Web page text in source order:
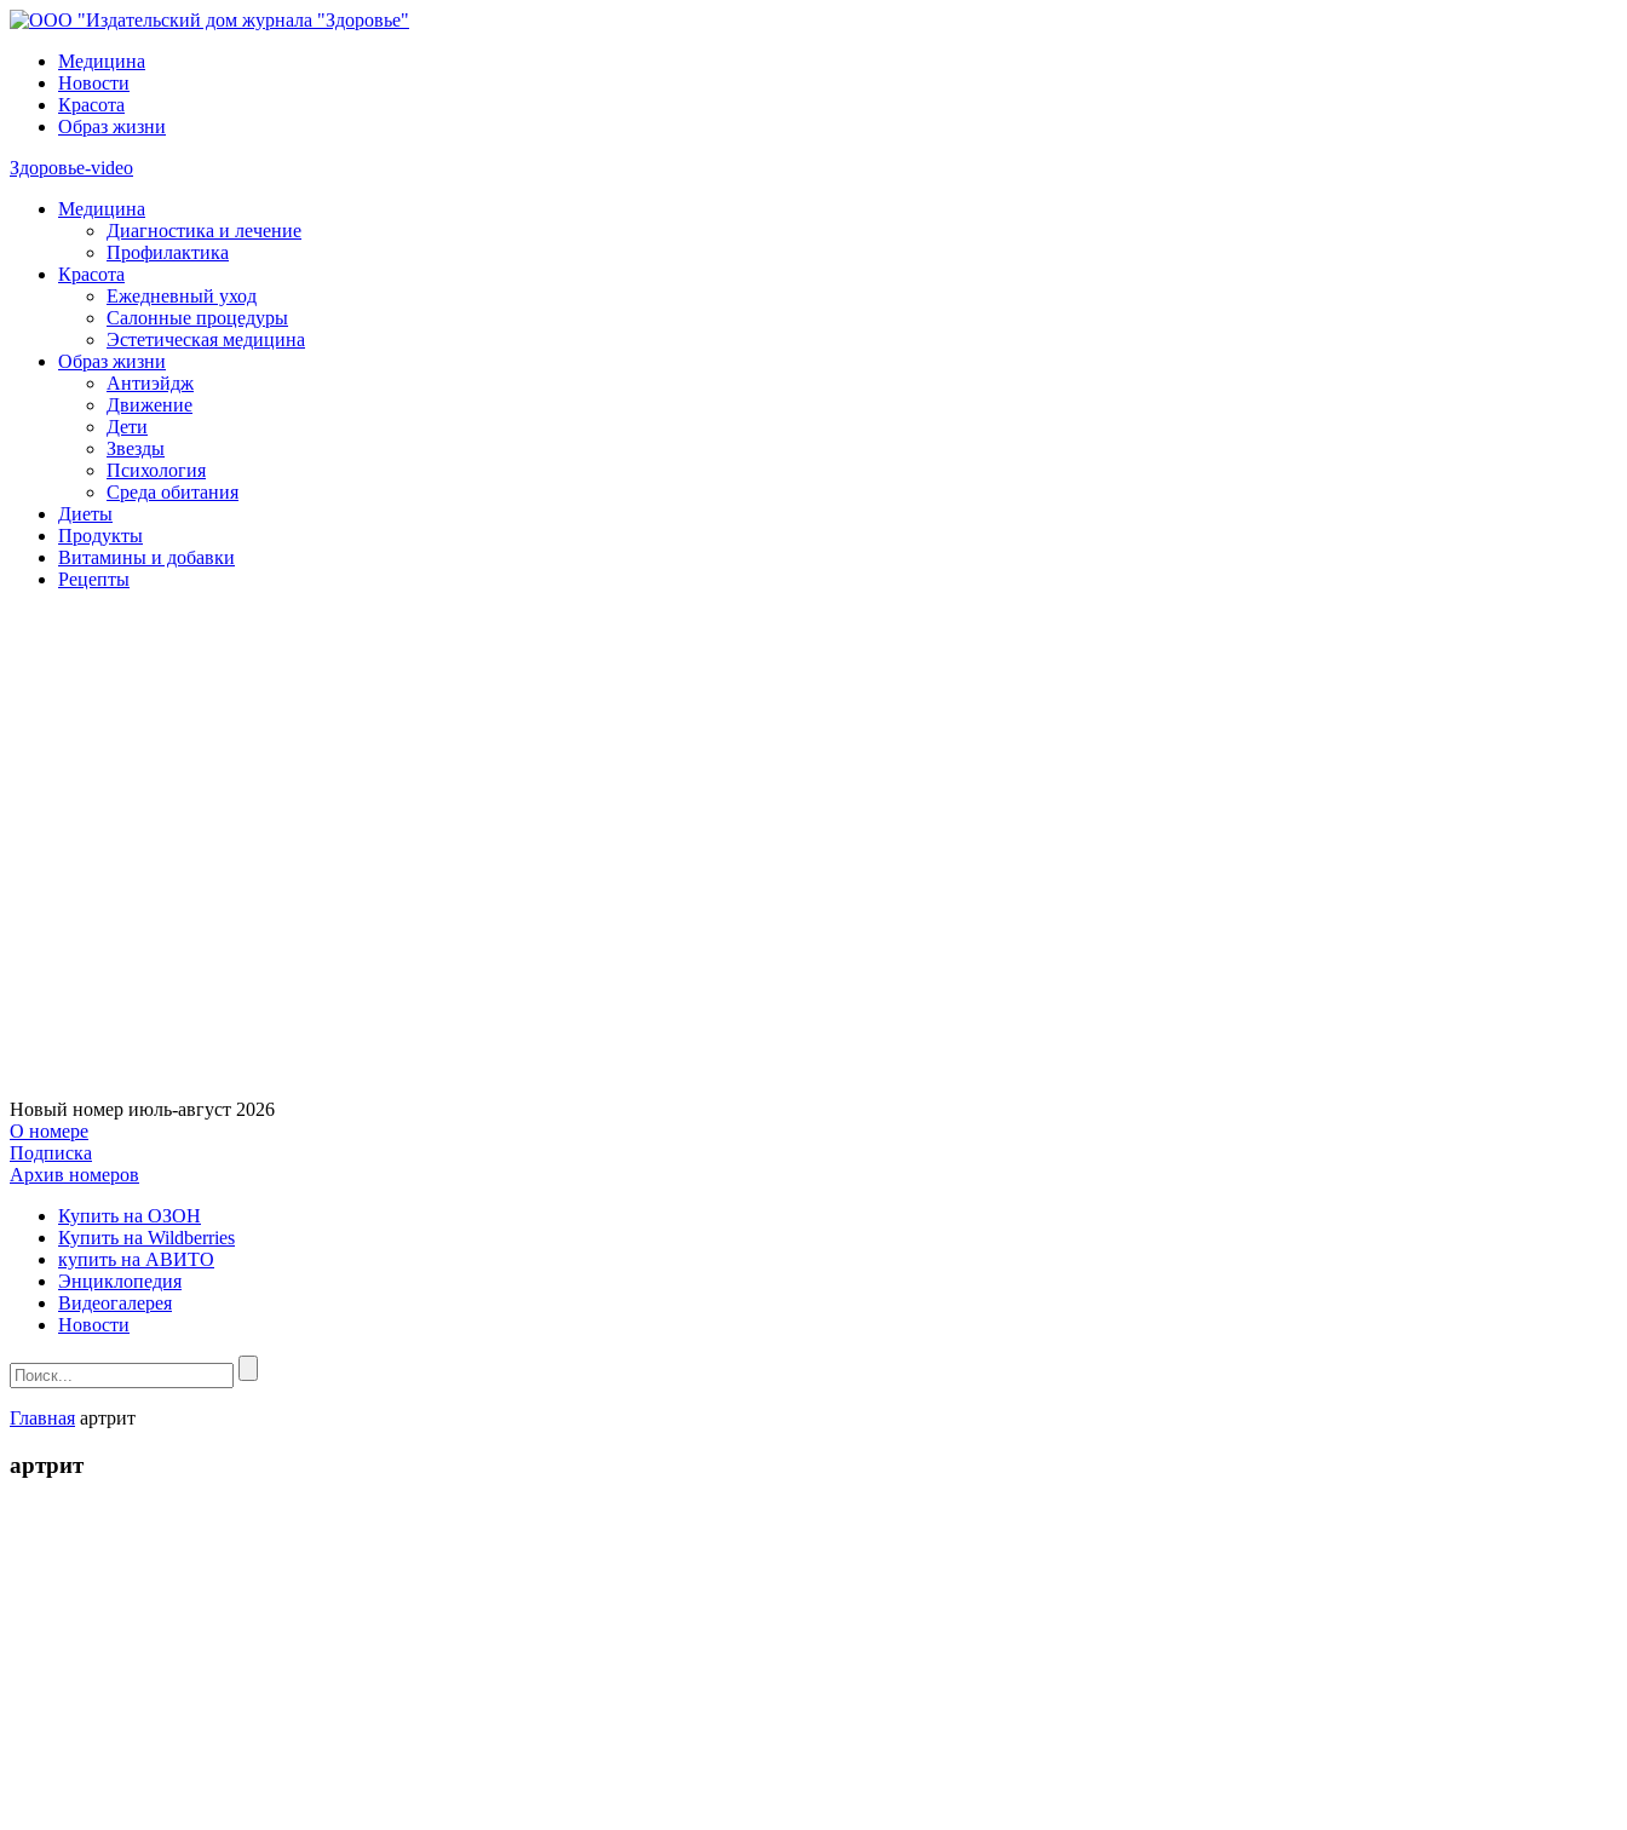
Медицина
Новости
Красота
Образ жизни
Здоровье-video
Медицина
Диагностика и лечение
Профилактика
Красота
Ежедневный уход
Салонные процедуры
Эстетическая медицина
Образ жизни
Антиэйдж
Движение
Дети
Звезды
Психология
Среда обитания
Диеты
Продукты
Витамины и добавки
Рецепты
Новый номер июль-август 2026
О номере
Подписка
Архив номеров
Купить на ОЗОН
Купить на Wildberries
купить на АВИТО
Энциклопедия
Видеогалерея
Новости
Главная артрит
артрит